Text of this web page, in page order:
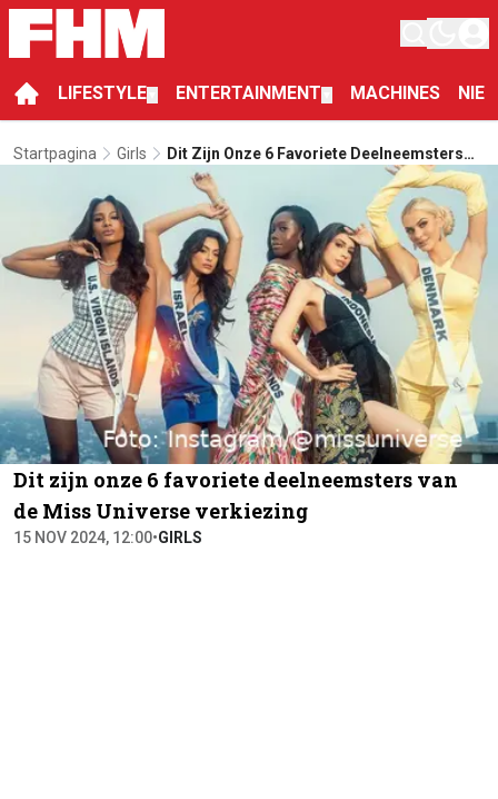
LIFESTYLE ENTERTAINMENT MACHINES
Startpagina Girls
Dit Zijn Onze 6 Favoriete Deelneemsters
Van De Miss Universe Verkiezing
Dit zijn onze 6 favoriete deelneemsters van
de Miss Universe verkiezing
15 NOV 2024, 12:00•GIRLS